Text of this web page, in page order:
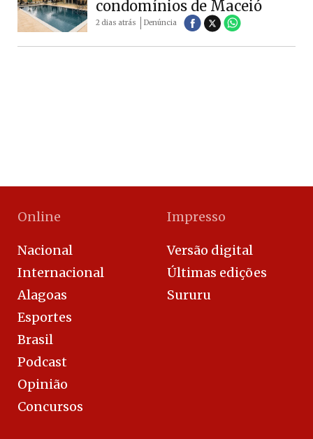
condomínios de Maceió
2 dias atrás Denúncia
Online
Nacional
Internacional
Alagoas
Esportes
Brasil
Podcast
Opinião
Concursos
Impresso
Versão digital
Últimas edições
Sururu